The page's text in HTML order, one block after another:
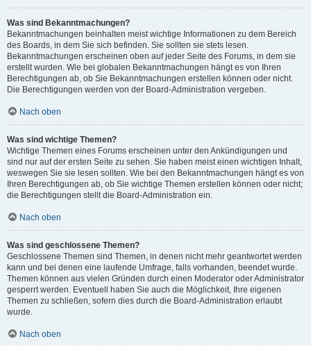
Was sind Bekanntmachungen?
Bekanntmachungen beinhalten meist wichtige Informationen zu dem Bereich
des Boards, in dem Sie sich befinden. Sie sollten sie stets lesen.
Bekanntmachungen erscheinen oben auf jeder Seite des Forums, in dem sie
erstellt wurden. Wie bei globalen Bekanntmachungen hängt es von Ihren
Berechtigungen ab, ob Sie Bekanntmachungen erstellen können oder nicht.
Die Berechtigungen werden von der Board-Administration vergeben.
Nach oben
Was sind wichtige Themen?
Wichtige Themen eines Forums erscheinen unter den Ankündigungen und
sind nur auf der ersten Seite zu sehen. Sie haben meist einen wichtigen Inhalt,
weswegen Sie sie lesen sollten. Wie bei den Bekanntmachungen hängt es von
Ihren Berechtigungen ab, ob Sie wichtige Themen erstellen können oder nicht;
die Berechtigungen stellt die Board-Administration ein.
Nach oben
Was sind geschlossene Themen?
Geschlossene Themen sind Themen, in denen nicht mehr geantwortet werden
kann und bei denen eine laufende Umfrage, falls vorhanden, beendet wurde.
Themen können aus vielen Gründen durch einen Moderator oder Administrator
gesperrt werden. Eventuell haben Sie auch die Möglichkeit, Ihre eigenen
Themen zu schließen, sofern dies durch die Board-Administration erlaubt
wurde.
Nach oben